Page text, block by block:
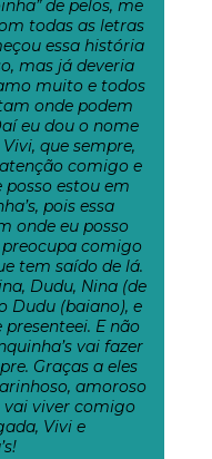
de pelos, me
todas as letras
essa história
mas já deveria
muito e todos
onde podem
eu dou o nome
que sempre,
comigo e
posso estou em
pois essa
onde eu posso
preocupa comigo
tem saído de lá.
Dudu, Nina (de
Dudu (baiano), e
E não
vai fazer
Graças a eles
amoroso
vai viver comigo
Vivi e